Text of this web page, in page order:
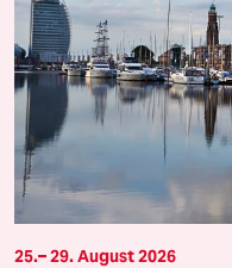
25.– 29. August 2026